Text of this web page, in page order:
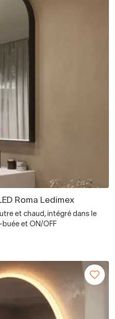
Roma Ledimex
et chaud, intégré dans le
et ON/OFF